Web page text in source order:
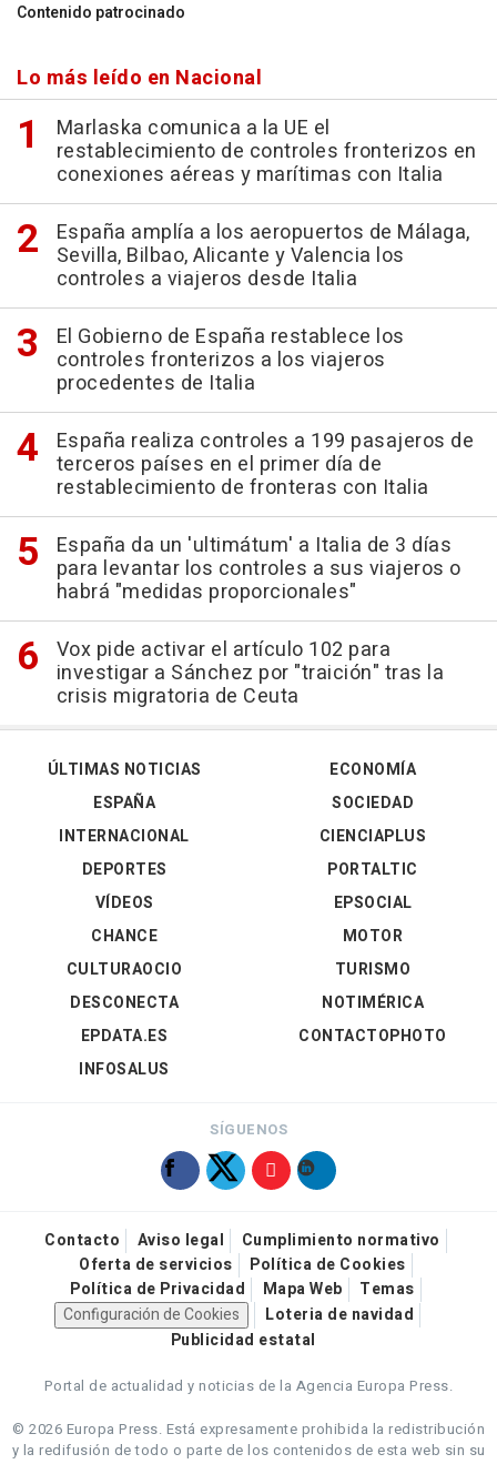
Contenido patrocinado
Lo más leído en Nacional
Marlaska comunica a la UE el
restablecimiento de controles fronterizos en
conexiones aéreas y marítimas con Italia
España amplía a los aeropuertos de Málaga,
Sevilla, Bilbao, Alicante y Valencia los
controles a viajeros desde Italia
El Gobierno de España restablece los
controles fronterizos a los viajeros
procedentes de Italia
España realiza controles a 199 pasajeros de
terceros países en el primer día de
restablecimiento de fronteras con Italia
España da un 'ultimátum' a Italia de 3 días
para levantar los controles a sus viajeros o
habrá "medidas proporcionales"
Vox pide activar el artículo 102 para
investigar a Sánchez por "traición" tras la
crisis migratoria de Ceuta
ÚLTIMAS NOTICIAS
ESPAÑA
INTERNACIONAL
DEPORTES
VÍDEOS
ECONOMÍA
SOCIEDAD
CIENCIAPLUS
PORTALTIC
EPSOCIAL
CHANCE
CULTURAOCIO
DESCONECTA
EPDATA.ES
INFOSALUS
MOTOR
TURISMO
NOTIMÉRICA
CONTACTOPHOTO
SÍGUENOS
Contacto Aviso legal
Cumplimiento normativo
Oferta de servicios
Política de Cookies
Política de Privacidad
Mapa Web
Temas
Configuración de Cookies
Loteria de navidad
Publicidad estatal
Portal de actualidad y noticias de la Agencia Europa Press.
© 2026 Europa Press. Está expresamente prohibida la redistribución
y la redifusión de todo o parte de los contenidos de esta web sin su